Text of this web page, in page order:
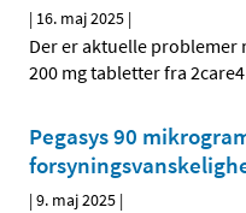
| 16. maj 2025 |
Der er aktuelle problemer
200 mg tabletter fra
Pegasys 90
|9. maj 2025 |